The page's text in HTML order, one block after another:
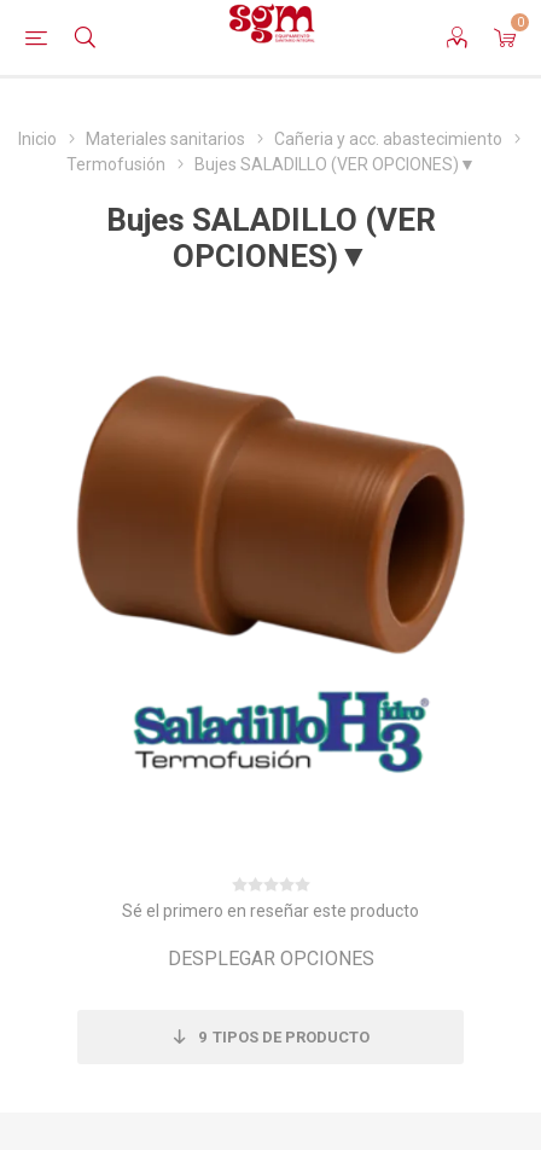
0
Inicio Materiales sanitarios
Cañeria y acc. abastecimiento
Termofusión
Bujes SALADILLO (VER OPCIONES)▼
Bujes SALADILLO (VER
OPCIONES)▼
Sé el primero en reseñar este producto
DESPLEGAR OPCIONES
9 TIPOS DE PRODUCTO